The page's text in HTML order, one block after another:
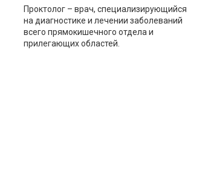
Проктолог – врач, специализирующийся
на диагностике и лечении заболеваний
всего прямокишечного отдела и
прилегающих областей.